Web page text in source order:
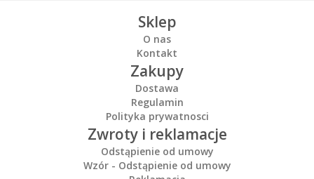
Sklep
O nas
Kontakt
Zakupy
Dostawa
Regulamin
Polityka prywatnosci
Zwroty i reklamacje
Odstąpienie od umowy
Wzór - Odstąpienie od umowy